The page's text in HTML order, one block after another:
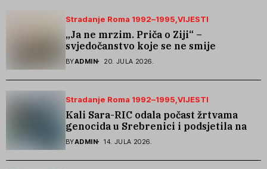
Stradanje Roma 1992–1995 VIJESTI
„Ja ne mrzim. Priča o Ziji“ –
svjedočanstvo koje se ne smije
zaboraviti
BYADMIN 20. JULA 2026.
Stradanje Roma 1992–1995 VIJESTI
Kali Sara-RIC odala počast žrtvama
genocida u Srebrenici i podsjetila na
stradanje Roma iz Skočića
BYADMIN 14. JULA 2026.